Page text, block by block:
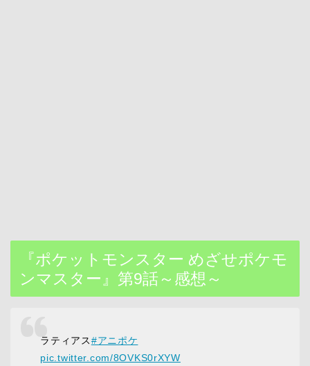
『ポケットモンスター めざせポケモ
ンマスター』第9話～感想～
ラティアス#アニポケ
pic.twitter.com/8OVKS0rXYW